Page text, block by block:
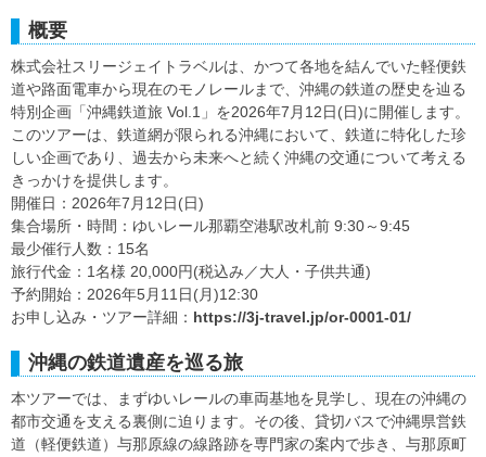
概要
株式会社スリージェイトラベルは、かつて各地を結んでいた軽便鉄
道や路面電車から現在のモノレールまで、沖縄の鉄道の歴史を辿る
特別企画「沖縄鉄道旅 Vol.1」を2026年7月12日(日)に開催します。
このツアーは、鉄道網が限られる沖縄において、鉄道に特化した珍
しい企画であり、過去から未来へと続く沖縄の交通について考える
きっかけを提供します。
開催日：2026年7月12日(日)
集合場所・時間：ゆいレール那覇空港駅改札前 9:30～9:45
最少催行人数：15名
旅行代金：1名様 20,000円(税込み／大人・子供共通)
予約開始：2026年5月11日(月)12:30
お申し込み・ツアー詳細： https://3j-travel.jp/or-0001-01/
沖縄の鉄道遺産を巡る旅
本ツアーでは、まずゆいレールの車両基地を見学し、現在の沖縄の
都市交通を支える裏側に迫ります。その後、貸切バスで沖縄県営鉄
道（軽便鉄道）与那原線の線路跡を専門家の案内で歩き、与那原町